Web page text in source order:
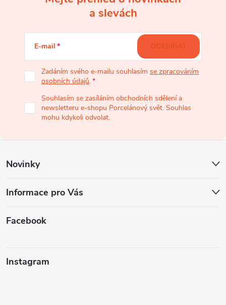
í
a slevách
E-mail
Zadáním svého e-mailu souhlasím se zpracováním
osobních údajů.
Souhlasím se zasíláním obchodních sdělení a
newsletteru e-shopu Porcelánový svět. Souhlas
mohu kdykoli odvolat.
ODEBÍRAT
Novinky
Informace pro Vás
Facebook
Instagram